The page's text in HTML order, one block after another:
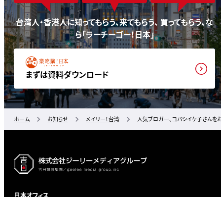
台湾人・香港人に知ってもらう、来てもらう、 買ってもらう、な
ら「ラーチーゴー！日本」
まずは資料ダウンロード
ホーム お知らせ メイリー！台湾 人気ブロガー、コバシイケ子さんを
日本オフィス